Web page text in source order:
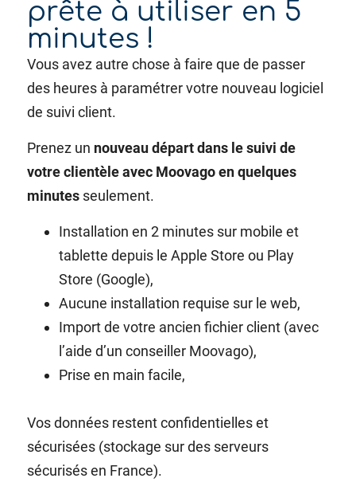
prête à utiliser en 5
minutes !
Vous avez autre chose à faire que de passer
des heures à paramétrer votre nouveau logiciel
de suivi client.
Prenez un nouveau départ dans le suivi de
votre clientèle avec Moovago en quelques
minutes seulement.
Installation en 2 minutes sur mobile et
tablette depuis le Apple Store ou Play
Store (Google),
Aucune installation requise sur le web,
Import de votre ancien fichier client (avec
l’aide d’un conseiller Moovago),
Prise en main facile,
Vos données restent confidentielles et
sécurisées (stockage sur des serveurs
sécurisés en France).